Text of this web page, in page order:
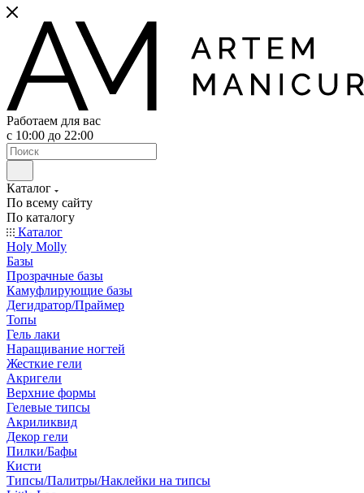
Работаем для вас
с 10:00 до 22:00
Каталог
По всему сайту
По каталогу
Каталог
Holy Molly
Базы
Прозрачные базы
Камуфлирующие базы
Дегидратор/Праймер
Топы
Гель лаки
Наращивание ногтей
Жесткие гели
Акригели
Верхние формы
Гелевые типсы
Акриликвид
Декор гели
Пилки/Бафы
Кисти
Типсы/Палитры/Наклейки на типсы